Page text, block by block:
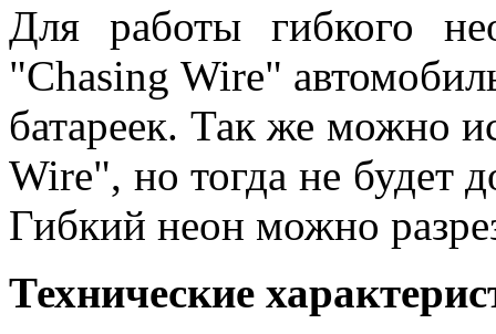
Для работы гибкого
"Chasing Wire"
батареек. Так же можно
Wire", но тогда не будет
Гибкий неон можно
Технические